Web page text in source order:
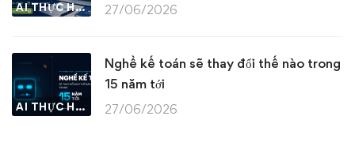
AI THỰC HÀNH 27/06/2026
AI THỰC HÀNH
Nghề kế toán sẽ thay đổi thế nào trong
15 năm tới
27/06/2026